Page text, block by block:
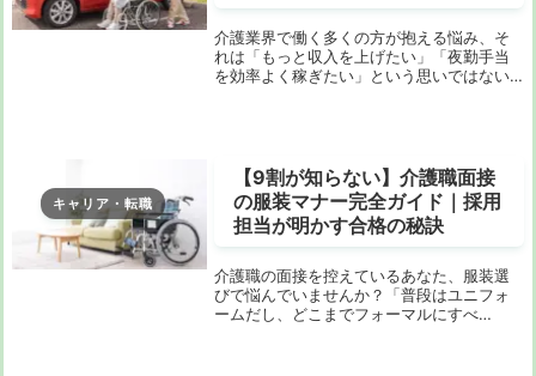
介護業界で働く多くの方が抱える悩み、そ
れは「もっと収入を上げたい」「夜勤手当
を効率よく稼ぎたい」という思いではない
キャリア・転職
【9割が知らない】介護職面接
の服装マナー完全ガイド｜採用
担当が明かす合格の秘訣
介護職の面接を控えているあなた、服装選
びで悩んでいませんか？「普段はユニフォ
ームだし、どこまでフォーマルにすべ